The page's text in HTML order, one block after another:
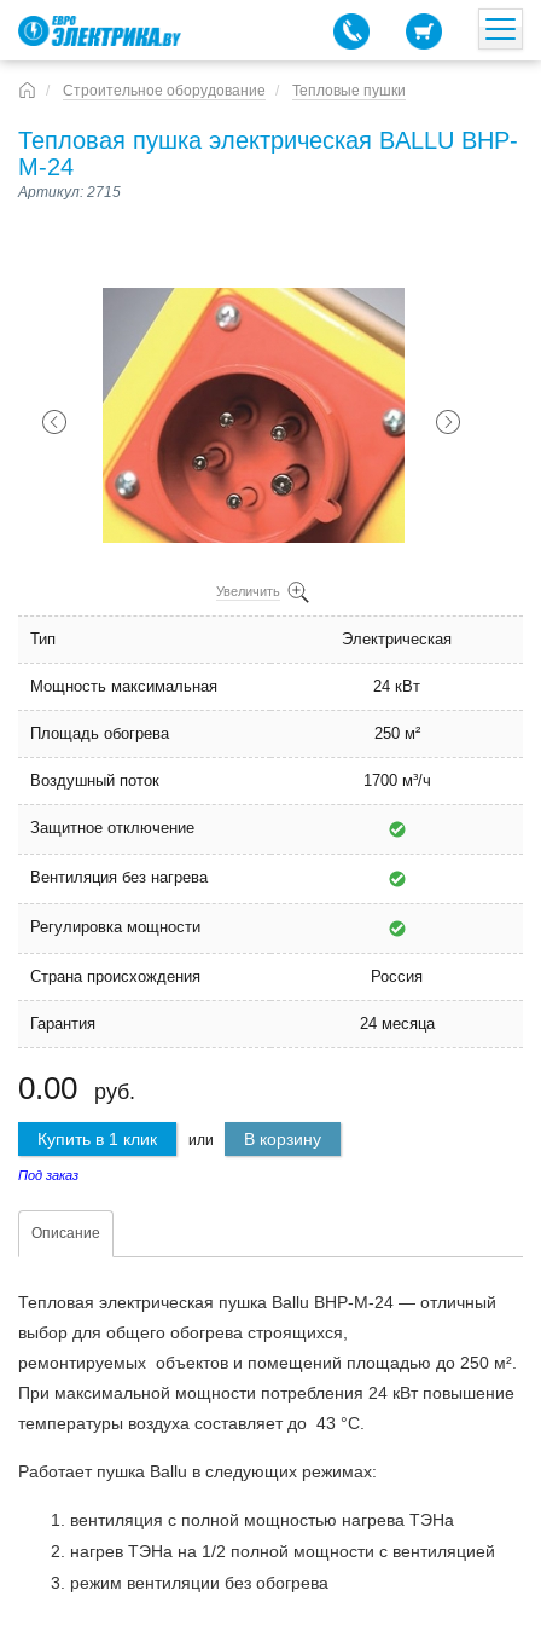
Строительное оборудование Тепловые пушки
Тепловая пушка электрическая BALLU BHP-
M-24
Артикул: 2715
Увеличить
Тип Электрическая
Мощность максимальная 24 кВт
Площадь обогрева 250 м²
Воздушный поток 1700 м³/ч
Защитное отключение
Вентиляция без нагрева
Регулировка мощности
Страна происхождения Россия
Гарантия 24 месяца
0.00 руб.
Купить в 1 клик или В корзину
Под заказ
Описание
Тепловая электрическая пушка Ballu BHP-M-24 — отличный
выбор для общего обогрева строящихся,
ремонтируемых объектов и помещений площадью до 250 м².
При максимальной мощности потребления 24 кВт повышение
температуры воздуха составляет до 43 °C.
Работает пушка Ballu в следующих режимах:
вентиляция с полной мощностью нагрева ТЭНа
нагрев ТЭНа на 1/2 полной мощности с вентиляцией
режим вентиляции без обогрева